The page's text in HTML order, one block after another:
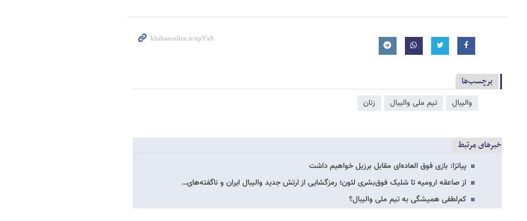
برچسب‌ها
والیبال تیم ملی والیبال زنان
خبرهای مرتبط
پیاتزا: بازی فوق العاده‌ای مقابل برزیل خواهیم داشت
از صاعقه ارومیه تا شلیک فوق‌بشری لئون؛ رمزگشایی از ارتش جدید والیبال ایران و ناگفته‌های…
کم‌لطفی همیشگی به تیم ملی والیبال؟